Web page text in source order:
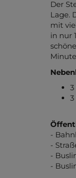
Der
Lage.
mit
in nur
-
-
-
-